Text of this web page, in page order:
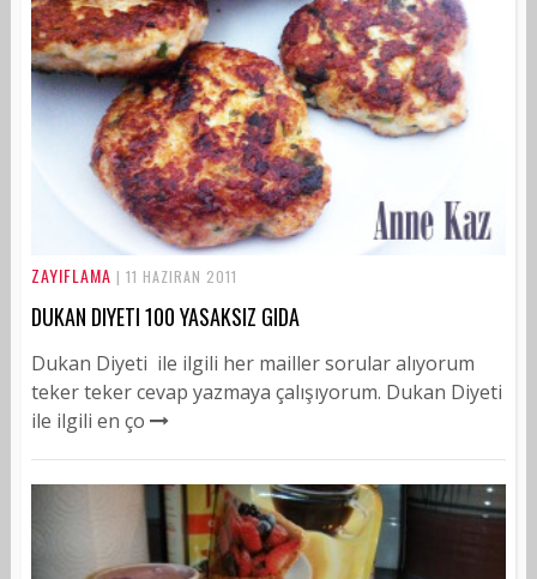
ZAYIFLAMA | 11 HAZIRAN 2011
DUKAN DIYETI 100 YASAKSIZ GIDA
Dukan Diyeti ile ilgili her mailler sorular alıyorum
teker teker cevap yazmaya çalışıyorum. Dukan Diyeti
ile ilgili en ço